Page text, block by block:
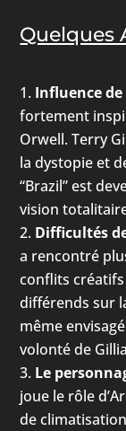
Quelques
Influence de
fortement
Orwell. Terry
la dystopie et
“Brazil” est
vision
Difficultés
a rencontré
conflits
différends sur
même
volonté de
Le
joue le rôle
de